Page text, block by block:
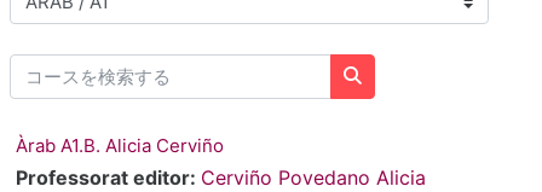
コースカテゴリ
コースを検索する
コースを検索する
Àrab A1.B. Alicia Cerviño
Professorat editor: Cerviño Povedano Alicia